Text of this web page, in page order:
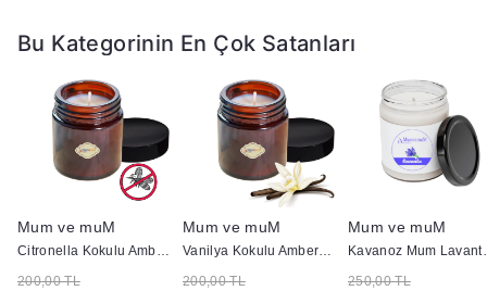
Bu Kategorinin En Çok Satanları
Mum ve muM
Citronella Kokulu Amber Renk Kavanoz İçi Mum
200,00 TL
Mum ve muM
Vanilya Kokulu Amber Renk Kavanoz İçi Mum
200,00 TL
Mum ve muM
250,00 TL